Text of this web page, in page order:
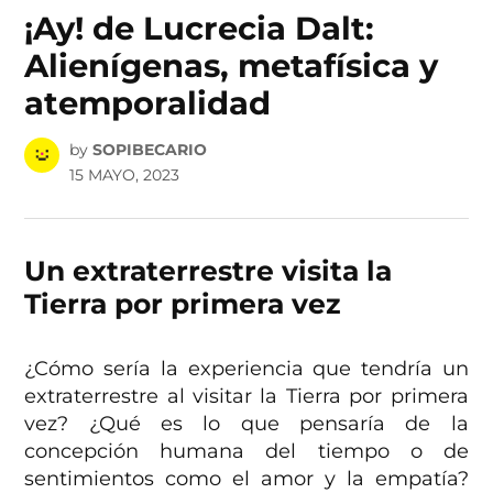
¡Ay! de Lucrecia Dalt:
Alienígenas, metafísica y
atemporalidad
by SOPIBECARIO
15 MAYO, 2023
Un extraterrestre visita la
Tierra por primera vez
¿Cómo sería la experiencia que tendría un
extraterrestre al visitar la Tierra por primera
vez? ¿Qué es lo que pensaría de la
concepción humana del tiempo o de
sentimientos como el amor y la empatía?